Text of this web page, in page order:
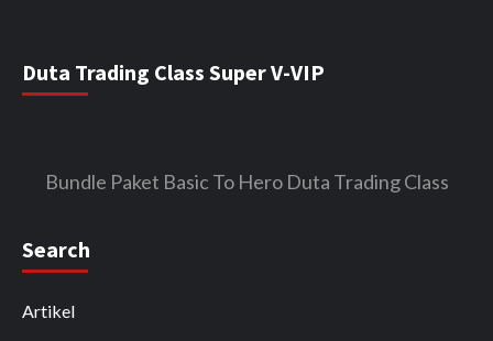
Duta Trading Class Super V-VIP
Bundle Paket Basic To Hero Duta Trading Class
Search
Artikel